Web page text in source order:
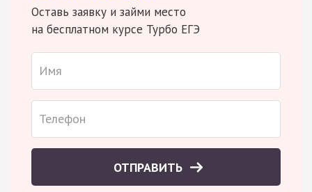
Оставь заявку и займи место
на бесплатном курсе Турбо ЕГЭ
ОТПРАВИТЬ